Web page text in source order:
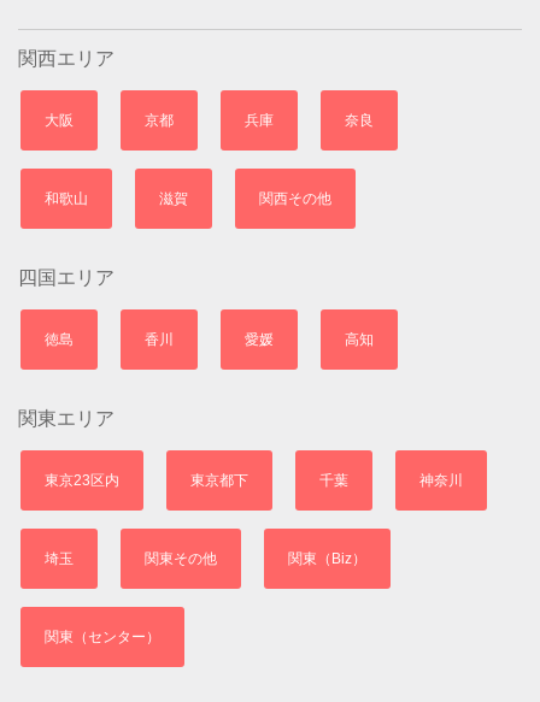
関西エリア
大阪 京都 兵庫 奈良
和歌山 滋賀 関西その他
四国エリア
徳島 香川 愛媛 高知
関東エリア
東京23区内 東京都下 千葉 神奈川
埼玉 関東その他 関東（Biz）
関東（センター）